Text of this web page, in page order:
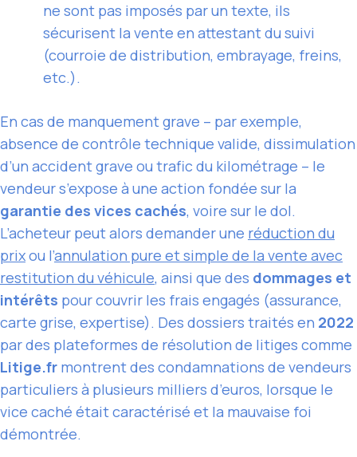
ne sont pas imposés par un texte, ils
sécurisent la vente en attestant du suivi
(courroie de distribution, embrayage, freins,
etc.).
En cas de manquement grave – par exemple,
absence de contrôle technique valide, dissimulation
d’un accident grave ou trafic du kilométrage – le
vendeur s’expose à une action fondée sur la
garantie des vices cachés, voire sur le dol.
L’acheteur peut alors demander une réduction du
prixou l’annulation pure et simple de la vente avec
restitution du véhicule, ainsi que des dommages et
intérêts pour couvrir les frais engagés (assurance,
carte grise, expertise). Des dossiers traités en 2022
par des plateformes de résolution de litiges comme
Litige.fr montrent des condamnations de vendeurs
particuliers à plusieurs milliers d’euros, lorsque le
vice caché était caractérisé et la mauvaise foi
démontrée.